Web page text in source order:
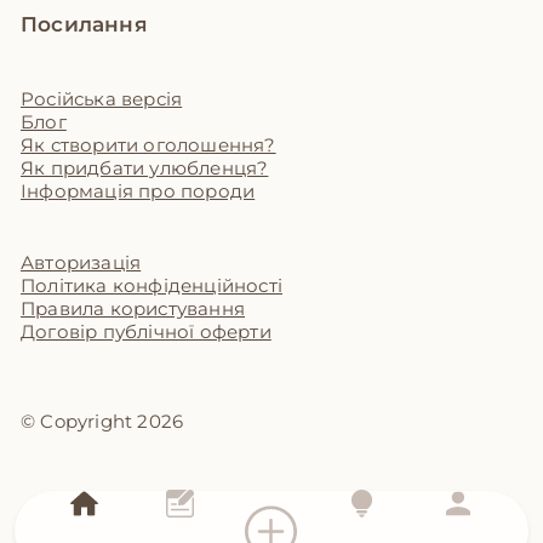
Посилання
Російська версія
Блог
Як створити оголошення?
Як придбати улюбленця?
Інформація про породи
Авторизація
Політика конфіденційності
Правила користування
Договір публічної оферти
© Copyright 2026